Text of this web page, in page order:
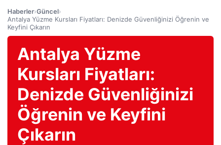
Haberler›Güncel›
Antalya Yüzme Kursları Fiyatları: Denizde Güvenliğinizi Öğrenin ve
Keyfini Çıkarın
Antalya Yüzme
Kursları Fiyatları:
Denizde Güvenliğinizi
Öğrenin ve Keyfini
Çıkarın